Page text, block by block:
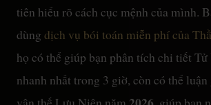
tiên hiểu rõ cách cục mệnh của mình.
dùng dịch vụ bói toán miễn phí của
họ có thể giúp bạn phân tích chi tiết
nhanh nhất trong 3 giờ, còn có thể